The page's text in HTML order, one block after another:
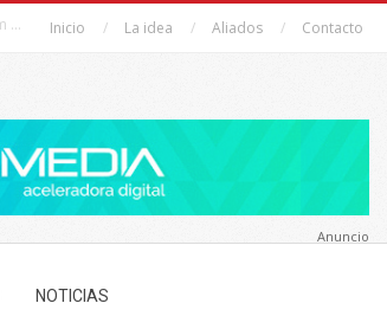
Inicio La idea Aliados Contacto
NOTICIAS
Anuncio